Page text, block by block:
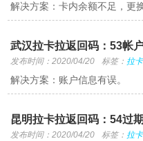
解决方案：卡内余额不足，更
武汉拉卡拉返回码：53帐
发布时间：2020/04/20 标签： 拉
解决方案：账户信息有误。
昆明拉卡拉返回码：54过
发布时间：2020/04/20 标签： 拉